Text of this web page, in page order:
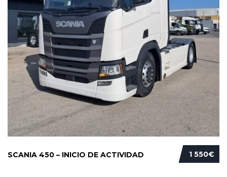
1 550€
SCANIA 450 – INICIO DE ACTIVIDAD